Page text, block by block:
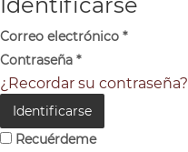
Correo electrónico *
Contraseña *
¿Recordar su contraseña?
Identificarse
Recuérdeme